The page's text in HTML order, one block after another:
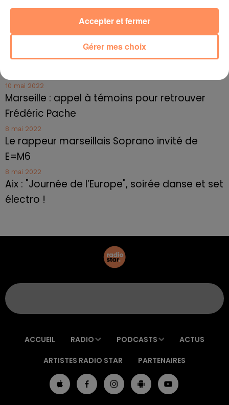
jusqu'au bout de la nuit !
Toulon : des quais électrifiés pour 2023 !
10 mai 2022
10 mai 2022
Marseille : appel à témoins pour retrouver
Frédéric Pache
8 mai 2022
Le rappeur marseillais Soprano invité de
E=M6
8 mai 2022
Aix : "Journée de l’Europe", soirée danse et set
électro !
ACCUEIL RADIO PODCASTS ACTUS
ARTISTES RADIO STAR PARTENAIRES
Gérer mes choix
Accepter et fermer